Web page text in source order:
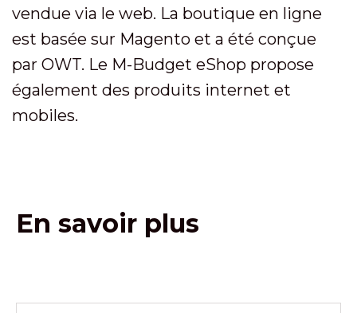
vendue via le web. La boutique en ligne
est basée sur Magento et a été conçue
par OWT. Le M-Budget eShop propose
également des produits internet et
mobiles.
En savoir plus